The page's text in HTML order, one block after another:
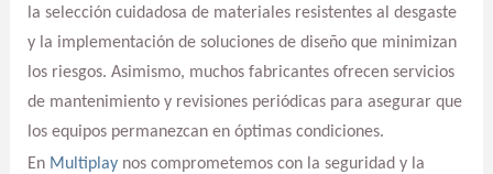
la selección cuidadosa de materiales resistentes al desgaste
y la implementación de soluciones de diseño que minimizan
los riesgos. Asimismo, muchos fabricantes ofrecen servicios
de mantenimiento y revisiones periódicas para asegurar que
los equipos permanezcan en óptimas condiciones.
En Multiplaynos comprometemos con la seguridad y la